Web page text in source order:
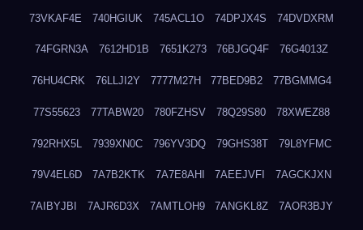
73VKAF4E 740HGIUK 745ACL1O 74DPJX4S 74DVDXRM
74FGRN3A 7612HD1B 7651K273 76BJGQ4F 76G4013Z
76HU4CRK 76LLJI2Y 7777M27H 77BED9B2 77BGMMG4
77S55623 77TABW20 780FZHSV 78Q29S80 78XWEZ88
792RHX5L 7939XN0C 796YV3DQ 79GHS38T 79L8YFMC
79V4EL6D 7A7B2KTK 7A7E8AHI 7AEEJVFI 7AGCKJXN
7AIBYJBI 7AJR6D3X 7AMTLOH9 7ANGKL8Z 7AOR3BJY